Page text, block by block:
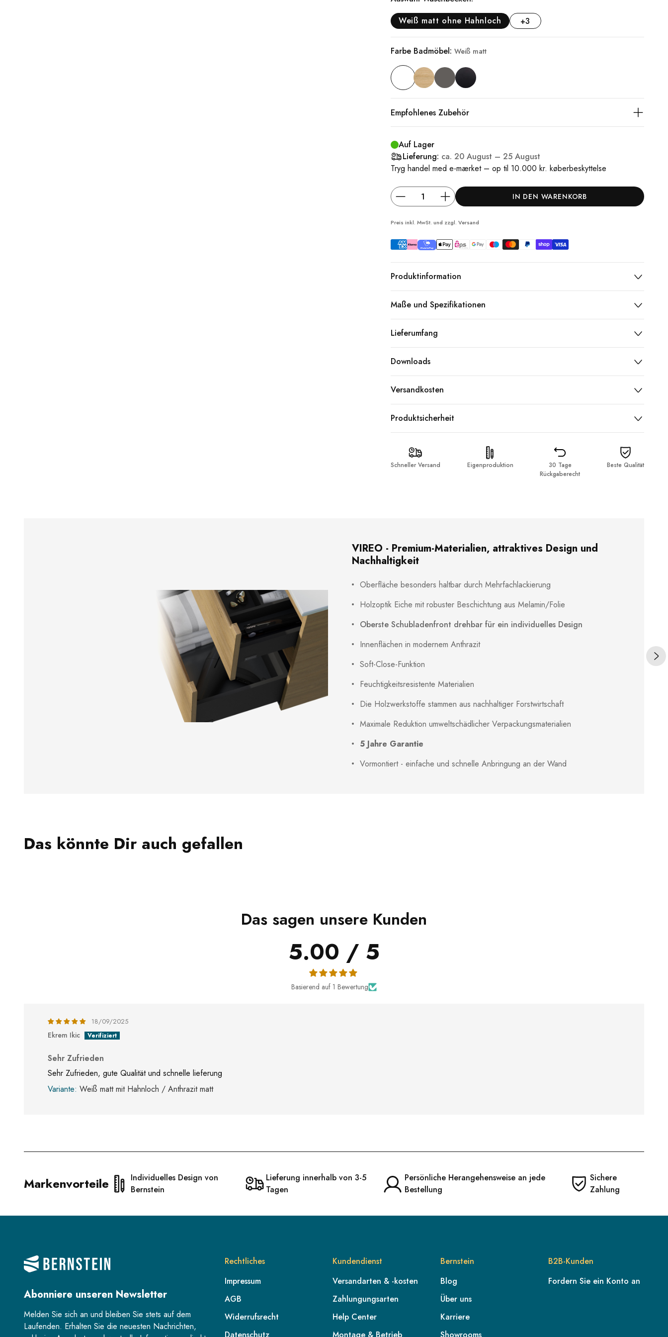
Weiß matt ohne Hahnloch
+3
Farbe Badmöbel: Weiß matt
Empfohlenes Zubehör
Auf Lager
Lieferung: ca. 20 August – 25 August
Tryg handel med e-mærket – op til 10.000 kr. køberbeskyttelse
IN DEN WARENKORB
Preis inkl. MwSt. und zzgl. Versand
Produktinformation
Maße und Spezifikationen
Lieferumfang
Downloads
Versandkosten
Produktsicherheit
Schneller Versand Eigenproduktion
30 Tage
Rückgaberecht
Beste Qualität
VIREO - Premium-Materialien, attraktives Design und
Nachhaltigkeit
Oberfläche besonders haltbar durch Mehrfachlackierung
Holzoptik Eiche mit robuster Beschichtung aus Melamin/Folie
Oberste Schubladenfront drehbar für ein individuelles Design
Innenflächen in modernem Anthrazit
Soft-Close-Funktion
Feuchtigkeitsresistente Materialien
Die Holzwerkstoffe stammen aus nachhaltiger Forstwirtschaft
Maximale Reduktion umweltschädlicher Verpackungsmaterialien
5 Jahre Garantie
Vormontiert - einfache und schnelle Anbringung an der Wand
Das könnte Dir auch gefallen
Das sagen unsere Kunden
5.00 / 5
Basierend auf 1 Bewertung
18/09/2025
Ekrem Ikic
Sehr Zufrieden
Sehr Zufrieden, gute Qualität und schnelle lieferung
Weiß matt mit Hahnloch / Anthrazit matt
Markenvorteile
Individuelles Design von
Bernstein
Lieferung innerhalb von 3-5
Tagen
Persönliche Herangehensweise an jede
Bestellung
Sichere
Zahlung
Abonniere unseren Newsletter
Melden Sie sich an und bleiben Sie stets auf dem
Laufenden. Erhalten Sie die neuesten Nachrichten,
Rechtliches
Impressum
AGB
Widerrufsrecht
Bernstein
Blog
Über uns
Karriere
Kundendienst
Versandarten & -kosten
Zahlungungsarten
Help Center
B2B-Kunden
Fordern Sie ein Konto an